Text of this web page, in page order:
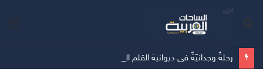
رحلةٌ وجدانيّةٌ في ديوانية القلم الذهبي بقلم – خديجة غانم